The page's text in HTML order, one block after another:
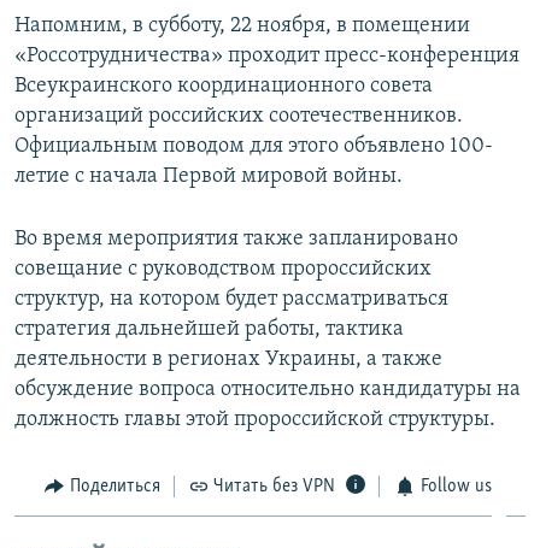
Напомним, в субботу, 22 ноября, в помещении
«Россотрудничества» проходит пресс-конференция
Всеукраинского координационного совета
организаций российских соотечественников.
Официальным поводом для этого объявлено 100-
летие с начала Первой мировой войны.
Во время мероприятия также запланировано
совещание с руководством пророссийских
структур, на котором будет рассматриваться
стратегия дальнейшей работы, тактика
деятельности в регионах Украины, а также
обсуждение вопроса относительно кандидатуры на
должность главы этой пророссийской структуры.
Поделиться Читать без VPN Follow us